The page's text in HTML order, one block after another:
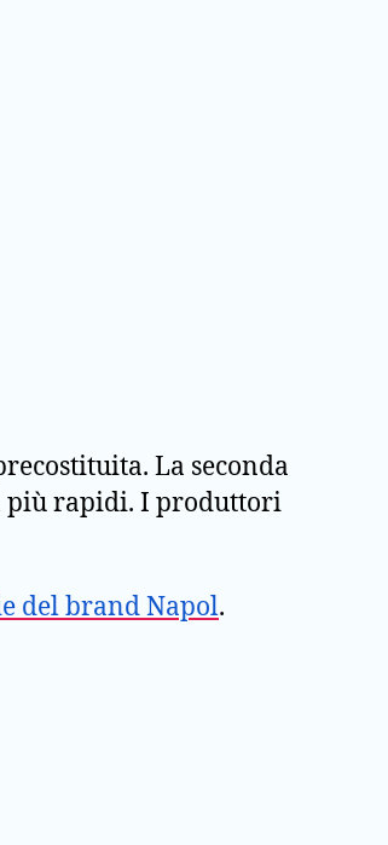
La seconda
più rapidi. I produttori
del brand Napol.